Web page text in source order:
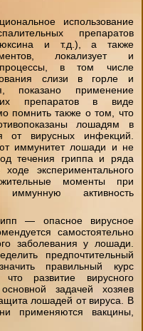
использование
препаратов
и т.д.), а также
локализует и
процессы, в том числе
слизи в горле и
показано применение
препаратов в виде
помнить также о том, что
лошадям в
от вирусных инфекций.
иммунитет лошади и не
течения гриппа и ряда
экспериментального
моменты при
активность
— опасное вирусное
самостоятельно
заболевания у лошади.
предпочтительный
правильный курс
развитие вирусного
задачей хозяев
лошадей от вируса. В
применяются вакцины,